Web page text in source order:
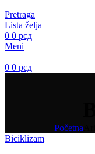
Pretraga
Lista želja
0 0 рсд
Meni
0 0 рсд
Početna
Biciklizam